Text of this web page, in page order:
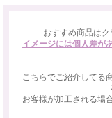
おすすめ商品はク
イメージには個人差が
こちらでご紹介してる
お客様が加工される場